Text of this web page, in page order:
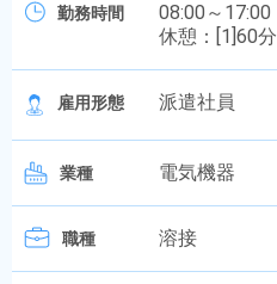
勤務時間
08:00～17:00
休憩：[1]60分
雇用形態 派遣社員
業種 電気機器
職種 溶接